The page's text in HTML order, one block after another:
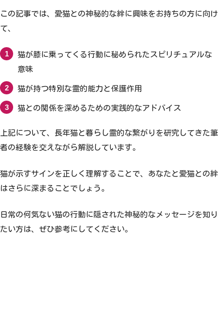
この記事では、愛猫との神秘的な絆に興味をお持ちの方に向け
て、
猫が膝に乗ってくる行動に秘められたスピリチュアルな
意味
猫が持つ特別な霊的能力と保護作用
猫との関係を深めるための実践的なアドバイス
上記について、長年猫と暮らし霊的な繋がりを研究してきた筆
者の経験を交えながら解説しています。
猫が示すサインを正しく理解することで、あなたと愛猫との絆
はさらに深まることでしょう。
日常の何気ない猫の行動に隠された神秘的なメッセージを知り
たい方は、ぜひ参考にしてください。